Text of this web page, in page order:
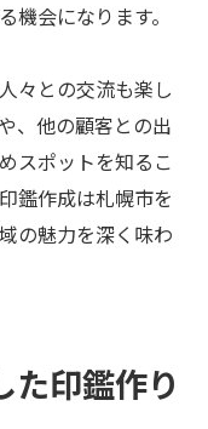
機会になります。
々との交流も楽し
、他の顧客との出
スポットを知るこ
鑑作成は札幌市を
の魅力を深く味わ
た印鑑作り